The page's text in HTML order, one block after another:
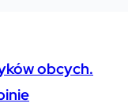
obcych.